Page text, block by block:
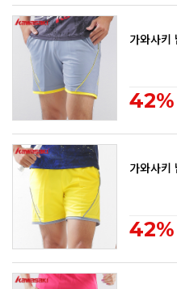
가와사
42%
가와사
42%